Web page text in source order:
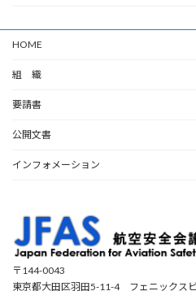
HOME
組 織
要請書
公開文書
インフォメーション
〒144-0043
東京都大田区羽田5-11-4 フェニックス